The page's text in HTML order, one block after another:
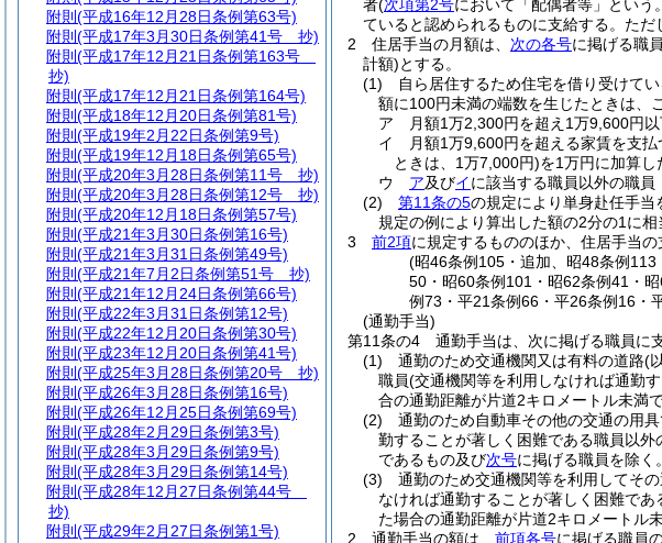
者(次項第2号において「配偶者等」という
ていると認められるものに支給する。 ただ
2
住居手当の月額は、 次の各号に掲げる職
計額)とする。
(1)
自ら居住するため住宅を借り受けてい
額に100円未満の端数を生じたときは、
ア
月額1万2,300円を超え1万9,600円
イ
月額1万9,600円を超える家賃を支
ときは、1万7,000円)を1万円に加算し
ウ
ア及びイに該当する職員以外の職
(2)
第11条の5の規定により単身赴任手
規定の例により算出した額の2分の1に相
3
前2項に規定するもののほか、住居手当
(昭46条例105・追加、昭48条例
50・昭60条例101・昭62条例41・
例73・平21条例66・平26条例16・
(通勤手当)
第11条の4
通勤手当は、次に掲げる職員に
(1)
通勤のため交通機関又は有料の道路(
職員(交通機関等を利用しなければ通勤
合の通勤距離が片道2キロメートル未満
(2)
通勤のため自動車その他の交通の用
勤することが著しく困難である職員以
であるもの及び次号に掲げる職員を除く
(3)
通勤のため交通機関等を利用してそ
なければ通勤することが著しく困難で
た場合の通勤距離が片道2キロメートル
2
通勤手当の額は、 前項各号に掲げる職員
附則 (平成16年12月28日条例第63号)
附則 (平成17年3月30日条例第41号 抄)
附則 (平成17年12月21日条例第163号
抄)
附則 (平成17年12月21日条例第164号)
附則 (平成18年12月20日条例第81号)
附則 (平成19年2月22日条例第9号)
附則 (平成19年12月18日条例第65号)
附則 (平成20年3月28日条例第11号 抄)
附則 (平成20年3月28日条例第12号 抄)
附則 (平成20年12月18日条例第57号)
附則 (平成21年3月30日条例第16号)
附則 (平成21年3月31日条例第49号)
附則 (平成21年7月2日条例第51号 抄)
附則 (平成21年12月24日条例第66号)
附則 (平成22年3月31日条例第12号)
附則 (平成22年12月20日条例第30号)
附則 (平成23年12月20日条例第41号)
附則 (平成25年3月28日条例第20号 抄)
附則 (平成26年3月28日条例第16号)
附則 (平成26年12月25日条例第69号)
附則 (平成28年2月29日条例第3号)
附則 (平成28年3月29日条例第9号)
附則 (平成28年3月29日条例第14号)
附則 (平成28年12月27日条例第44号
抄)
附則 (平成29年2月27日条例第1号)